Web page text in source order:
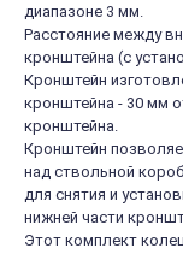
диапазоне 3 мм.
Расстояние между
кронштейна (с
Кронштейн
кронштейна - 30 мм
кронштейна.
Кронштейн
над ствольной
для снятия и
нижней части
Этот комплект